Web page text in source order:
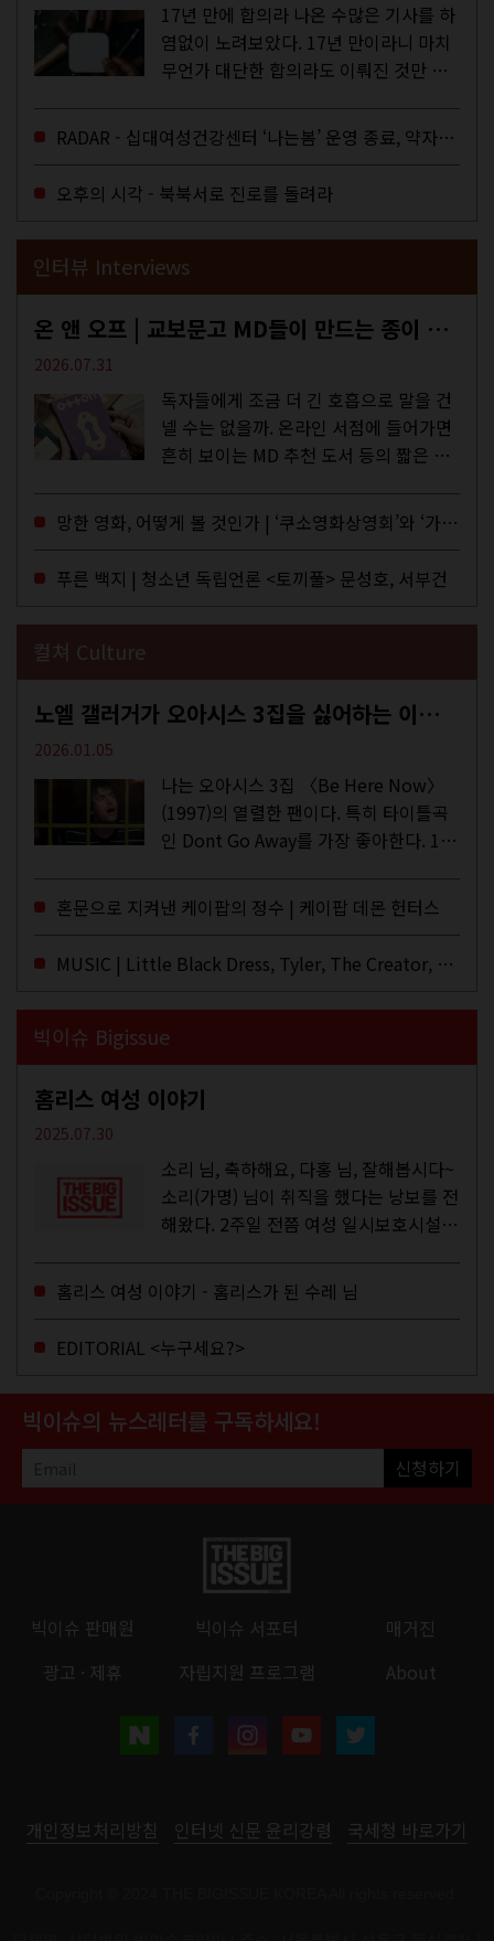
17년 만에 합의라 나온 수많은 기사를 하
염없이 노려보았다. 17년 만이라니 마치
무언가 대단한 합의라도 이뤄진 것만 같
을 결정하는 심의기구인 최저임금위원회
에 대한 소식을 전하는 기사였는데,...
RADAR - 십대여성건강센터 ‘나는봄’ 운영 종료, 약자로부터 멀어지는 도시
오후의 시각 - 북북서로 진로를 돌려라
인터뷰 Interviews
온 앤 오프 | 교보문고 MD들이 만드는 종이 잡지 <어떤>
2026.07.31
독자들에게 조금 더 긴 호흡으로 말을 건
넬 수는 없을까. 온라인 서점에 들어가면
흔히 보이는 MD 추천 도서 등의 짧은 문
MD들의 고민 끝에 세상 밖으로 나온 종
이 잡지 어떤(otton). 지난해 12월...
망한 영화, 어떻게 볼 것인가 | ‘쿠소영화상영회’와 ‘가자미’의 이야기
푸른 백지 | 청소년 독립언론 <토끼풀> 문성호, 서부건
컬쳐 Culture
노엘 갤러거가 오아시스 3집을 싫어하는 이유 | DEFINITELY MAYBE, AGAIN
2026.01.05
나는 오아시스 3집 〈Be Here Now〉
(1997)의 열렬한 팬이다. 특히 타이틀곡
인 Dont Go Away를 가장 좋아한다. 15
이브·데모·부틀렉을 합쳐 3만 번 이상은
듣지 않았나 싶다. 이토록...
혼문으로 지켜낸 케이팝의 정수 | 케이팝 데몬 헌터스
MUSIC | Little Black Dress, Tyler, The Creator, Essie Jain
빅이슈 Bigissue
홈리스 여성 이야기
2025.07.30
소리 님, 축하해요, 다홍 님, 잘해봅시다~
소리(가명) 님이 취직을 했다는 낭보를 전
해왔다. 2주일 전쯤 여성 일시보호시설에
고, 저 오늘이 마지막이에요, 이렇게 인사
를 하고 가셨던...
홈리스 여성 이야기 - 홈리스가 된 수레 님
EDITORIAL <누구세요?>
빅이슈의 뉴스레터를 구독하세요!
신청하기
빅이슈 판매원 빅이슈 서포터
매거진
광고 · 제휴
자립지원 프로그램 About
개인정보처리방침 인터넷 신문 윤리강령 국세청 바로가기